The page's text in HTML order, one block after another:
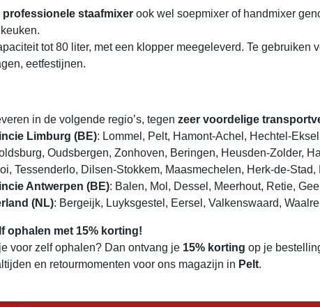
professionele staafmixer ook wel soepmixer of handmixer
tot 80 liter, met een klopper meegeleverd. Te gebruiken
eetfestijnen.
in de volgende regio’s, tegen zeer voordelige
Limburg (BE): Lommel, Pelt, Hamont-Achel, Hechtel-
Oudsbergen, Zonhoven, Beringen, Heusden-Zolder,
Tessenderlo, Dilsen-Stokkem, Maasmechelen, Herk-de-Stad,
Antwerpen (BE): Balen, Mol, Dessel, Meerhout, Retie, Geel
(NL): Bergeijk, Luyksgestel, Eersel, Valkenswaard,
ophalen met 15% korting!
voor zelf ophalen? Dan ontvang je 15% korting op je
en retourmomenten voor ons magazijn in Pelt.